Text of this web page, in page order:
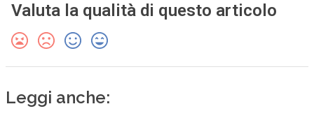
Valuta la qualità di questo articolo
Leggi anche: